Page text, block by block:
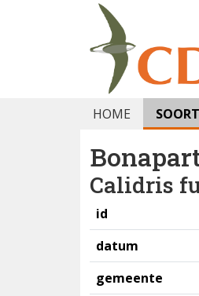
HOME
Calidris
id
datum
gemeente